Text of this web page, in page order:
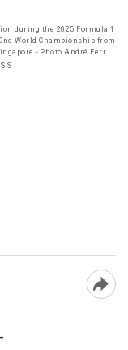
during the 2025 Formula 1
World Championship from
- Photo André Ferr